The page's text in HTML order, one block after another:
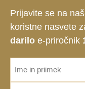
Prijavite se na
koristne nasvete
darilo e-priročnik